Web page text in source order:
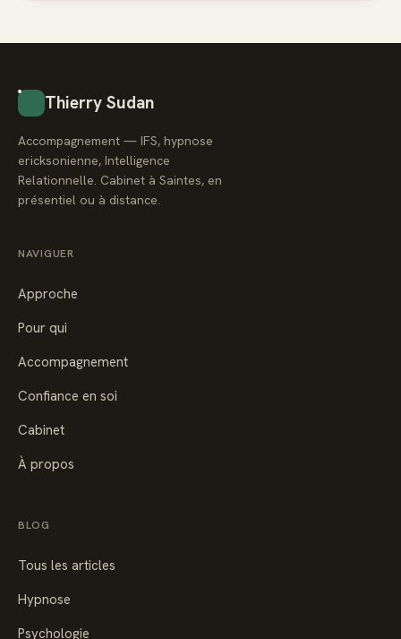
Thierry Sudan
Accompagnement — IFS, hypnose
ericksonienne, Intelligence
Relationnelle. Cabinet à Saintes, en
présentiel ou à distance.
NAVIGUER
Approche
Pour qui
Accompagnement
Confiance en soi
Cabinet
À propos
BLOG
Tous les articles
Hypnose
Psychologie